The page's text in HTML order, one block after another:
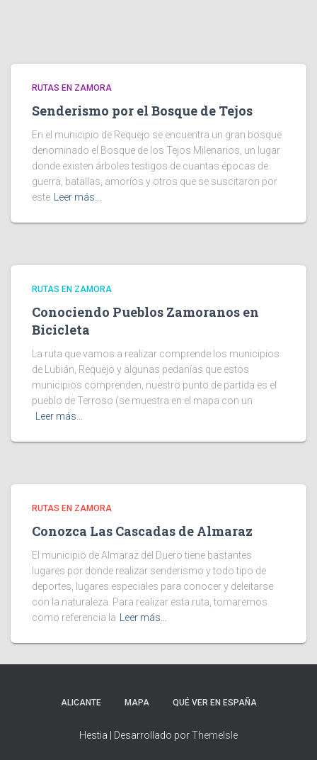
RUTAS EN ZAMORA
Senderismo por el Bosque de Tejos
En el municipio de Requejo se encuentra un gran bosque
denominado el Bosque de los Tejos Milenarios, un lugar
donde existen árboles testigos de cuantas épocas de
guerra, batallas, amoríos y otros que se suscitaron por
este
Leer más…
RUTAS EN ZAMORA
Conociendo Pueblos Zamoranos en
Bicicleta
La ruta que vamos a realizar comprende los municipios
de Lubián, Requejo y algunas pedanías que estos
municipios comprenden, nuestro punto de partida es el
pueblo de Terroso (se muestra en el mapa con un
Leer más…
RUTAS EN ZAMORA
Conozca Las Cascadas de Almaraz
El municipio de Almaraz del Duero tiene bastantes
lugares por donde realizar senderismo y todo tipo de
deportes, lugares especiales para conocer y deleitarse
con la naturaleza. Para realizar esta ruta, tomaremos
como referencia la
Leer más…
ALICANTE MAPA QUÉ VER EN ESPAÑA
Hestia | Desarrollado porThemeIsle